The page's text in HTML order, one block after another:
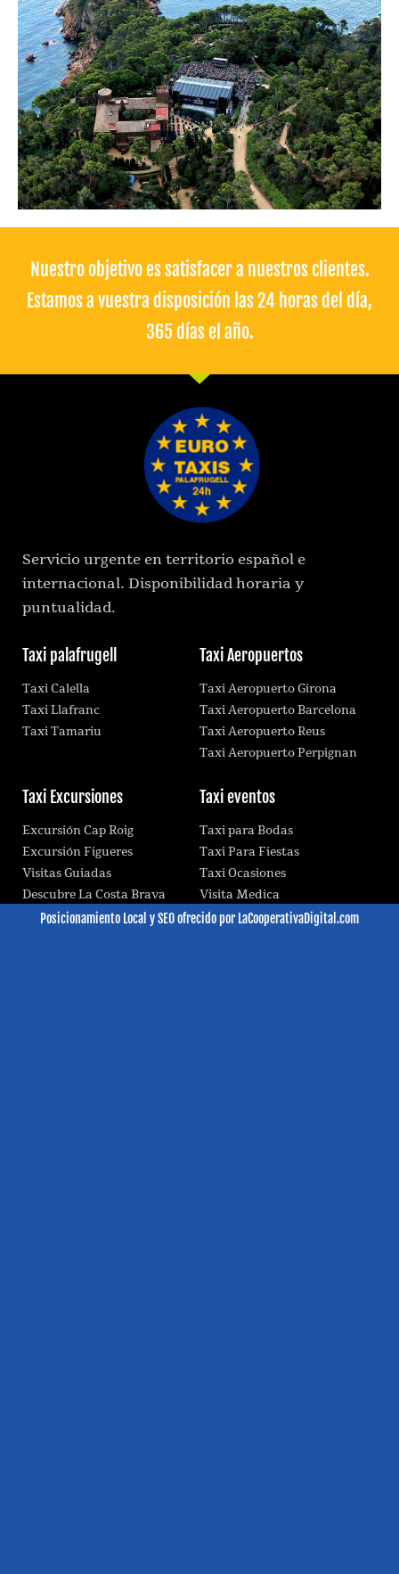
Nuestro objetivo es satisfacer a nuestros clientes.
Estamos a vuestra disposición las 24 horas del día,
365 días el año.
Servicio urgente en territorio español e
internacional. Disponibilidad horaria y
puntualidad.
Taxi palafrugell
Taxi Calella
Taxi Llafranc
Taxi Tamariu
Taxi Aeropuertos
Taxi Aeropuerto Girona
Taxi Aeropuerto Barcelona
Taxi Aeropuerto Reus
Taxi Aeropuerto Perpignan
Taxi Excursiones
Excursión Cap Roig
Excursión Figueres
Visitas Guiadas
Descubre La Costa Brava
Taxi eventos
Taxi para Bodas
Taxi Para Fiestas
Taxi Ocasiones
Visita Medica
Posicionamiento Local ySEOofrecido por LaCooperativaDigital.com